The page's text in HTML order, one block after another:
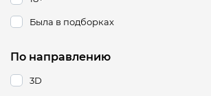
Была в подборках
По направлению
3D